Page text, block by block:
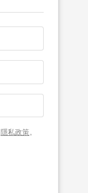
隱私政策。